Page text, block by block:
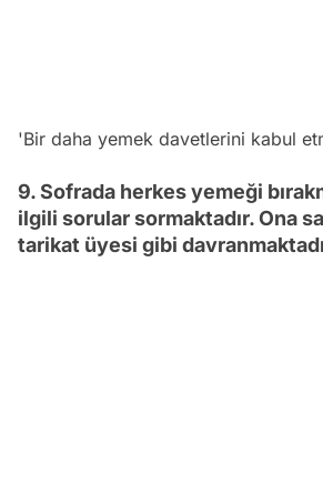
'Bir daha yemek davetlerini kabul
9. Sofrada herkes yemeği
ilgili sorular sormaktadır. Ona
tarikat üyesi gibi